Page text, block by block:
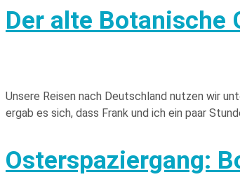
Der alte Botanische
Unsere Reisen nach Deutschland nutzen wir
ergab es sich, dass Frank und ich ein paar
Osterspaziergang: